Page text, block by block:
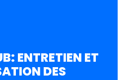
ENTRETIEN ET
DES